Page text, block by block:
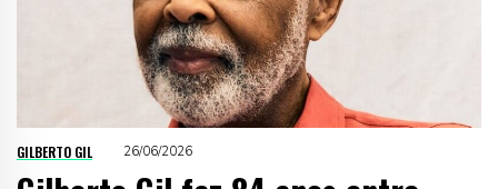
GILBERTO GIL 26/06/2026